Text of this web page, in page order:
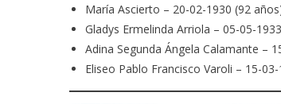
María Ascierto – 20-02-1930 (92
Gladys Ermelinda Arriola – 05-05-
Adina Segunda Ángela Calamante –
Eliseo Pablo Francisco Varoli – 15-